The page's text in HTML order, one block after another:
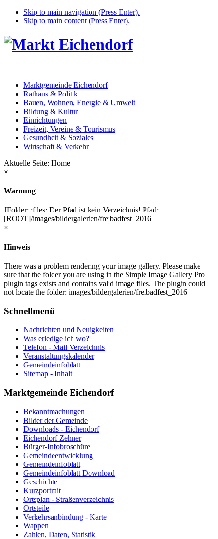
Skip to main navigation (Press Enter).
Skip to main content (Press Enter).
Marktgemeinde Eichendorf
Rathaus & Politik
Bauen, Wohnen, Energie & Umwelt
Bildung & Kultur
Einrichtungen
Freizeit, Vereine & Tourismus
Gesundheit & Soziales
Wirtschaft & Verkehr
Aktuelle Seite: Home
×
Warnung
JFolder: :files: Der Pfad ist kein Verzeichnis! Pfad:
[ROOT]/images/bildergalerien/freibadfest_2016
×
Hinweis
There was a problem rendering your image gallery. Please make
sure that the folder you are using in the Simple Image Gallery Pro
plugin tags exists and contains valid image files. The plugin could
not locate the folder: images/bildergalerien/freibadfest_2016
Schnellmenü
Nachrichten und Neuigkeiten
Was erledige ich wo?
Telefon - Mail Verzeichnis
Veranstaltungskalender
Gemeindeinfoblatt
Sitemap - Inhalt
Marktgemeinde Eichendorf
Bekanntmachungen
Bilder der Gemeinde
Downloads - Eichendorf
Eichendorf Zehner
Bürger-Infobroschüre
Gemeindeentwicklung
Gemeindeinfoblatt
Gemeindeinfoblatt Download
Geschichte
Kurzportrait
Ortsplan - Straßenverzeichnis
Ortsteile
Verkehrsanbindung - Karte
Wappen
Zahlen, Daten, Statistik